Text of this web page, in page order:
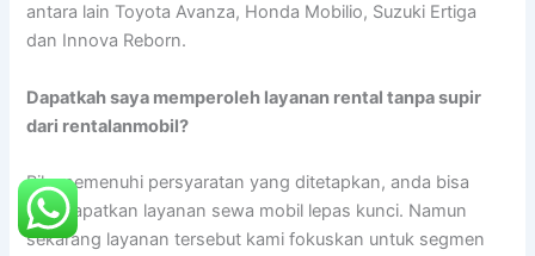
antara lain Toyota Avanza, Honda Mobilio, Suzuki Ertiga
dan Innova Reborn.
Dapatkah saya memperoleh layanan rental tanpa supir
dari rentalanmobil?
Bila memenuhi persyaratan yang ditetapkan, anda bisa
mendapatkan layanan sewa mobil lepas kunci. Namun
sekarang layanan tersebut kami fokuskan untuk segmen